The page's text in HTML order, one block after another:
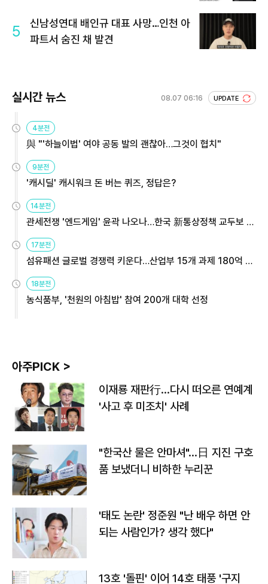
5
신남성연대 배인규 대표 사망…인천 아
파트서 숨진 채 발견
실시간 뉴스 08.07 06:16 UPDATE
4분전
與 "'하늘이법' 여야 공동 발의 괜찮아…그것이 협치"
9분전
'캐시딜' 캐시워크 돈 버는 퀴즈, 정답은?
14분전
관세전쟁 '엔드게임' 윤곽 나오나…한국 新통상정책 교두보 활
용해야
17분전
섬유패션 글로벌 경쟁력 키운다…산업부 15개 과제 180억 지
원
18분전
농식품부, '천원의 아침밥' 참여 200개 대학 선정
아주PICK >
이재룡 재판行…다시 떠오른 연예계
'사고 후 미조치' 사례
"한국산 물은 안마셔"…日 지진 구호
품 보냈더니 비하한 누리꾼
'태도 논란' 정준원 "난 배우 하면 안
되는 사람인가? 생각 했다"
13호 '돌핀' 이어 14호 태풍 '구지